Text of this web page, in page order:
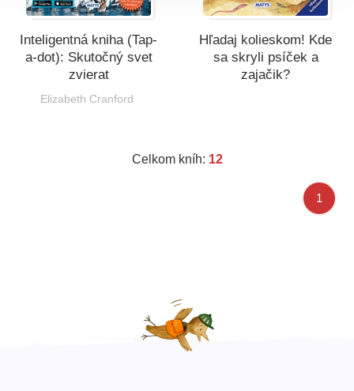
Inteligentná kniha (Tap-
a-dot): Skutočný svet
zvierat
Elizabeth Cranford
Hľadaj kolieskom! Kde
sa skryli psíček a
zajačik?
Celkom kníh: 12
1